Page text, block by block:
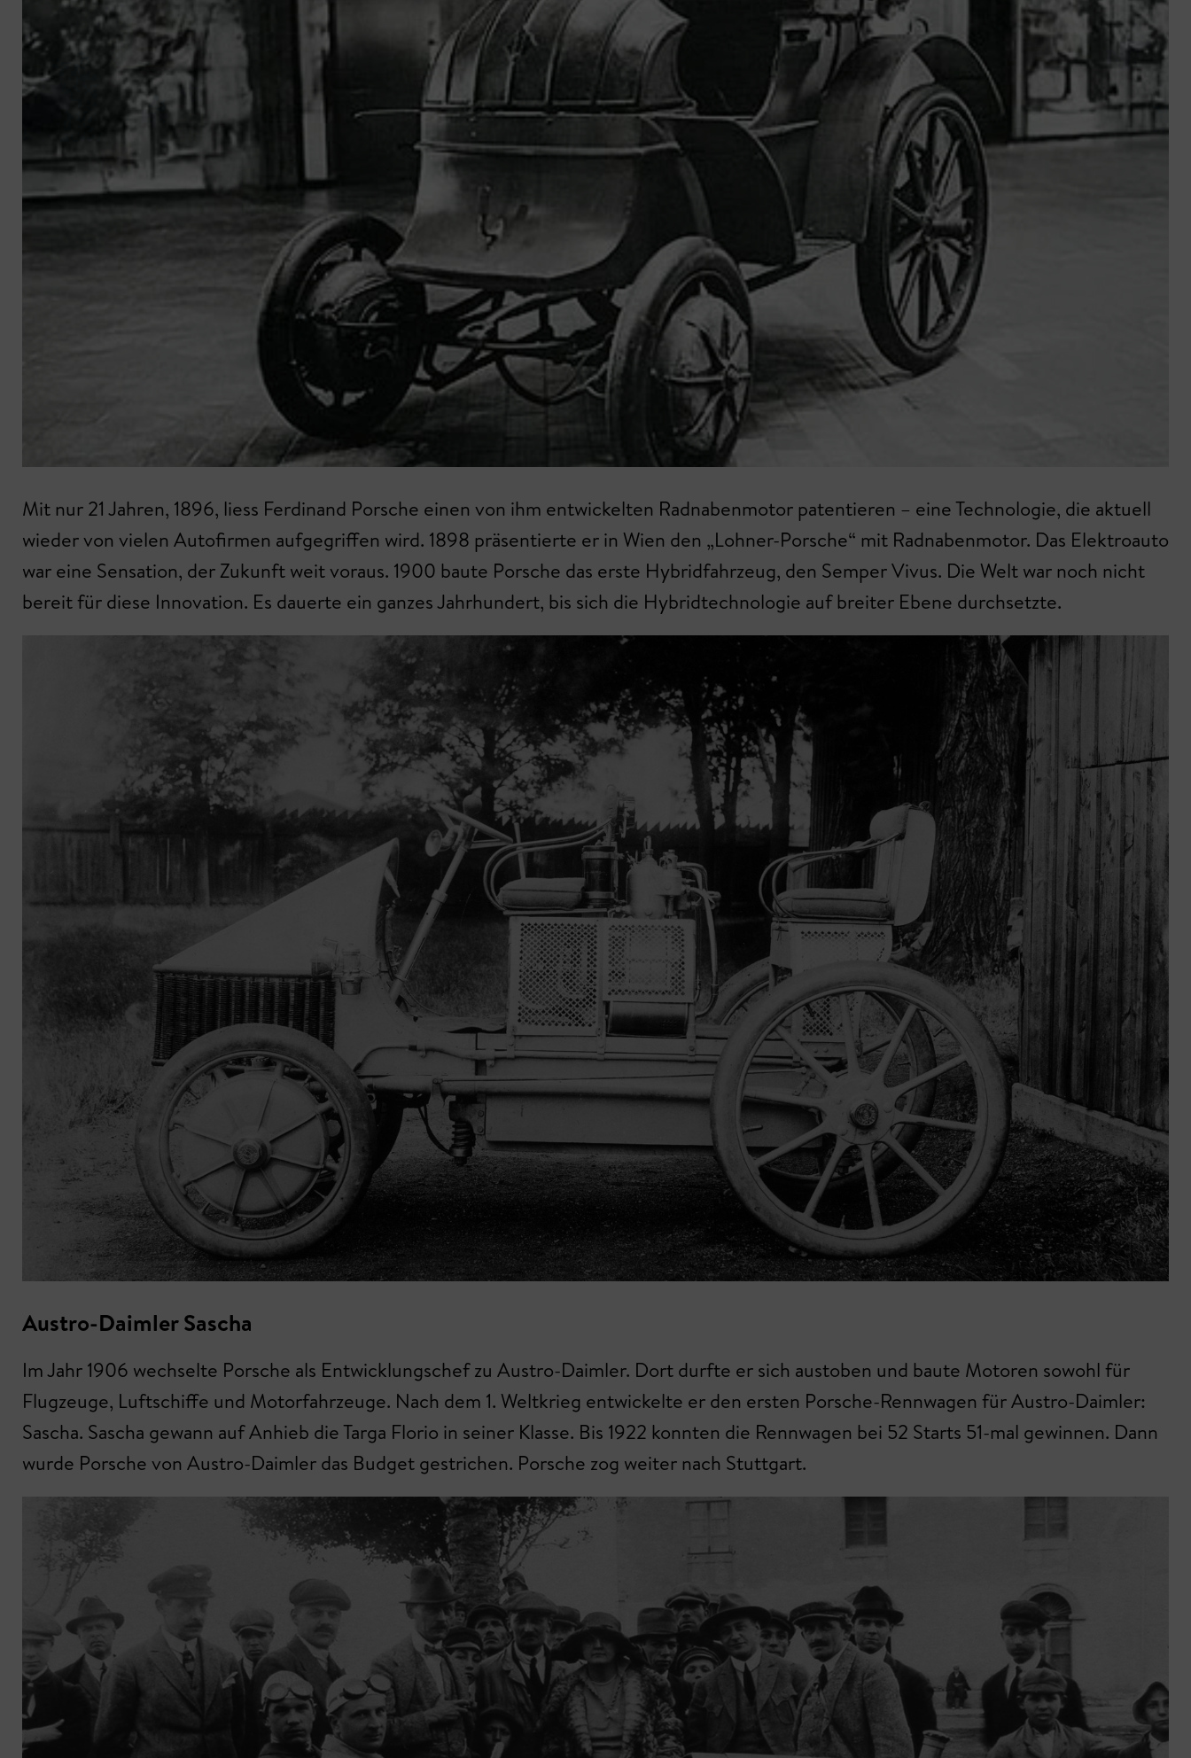
Mit nur 21 Jahren, 1896, liess Ferdinand Porsche einen von ihm entwickelten Radnabenmotor patentieren – eine Technologie, die aktuell
wieder von vielen Autofirmen aufgegriffen wird. 1898 präsentierte er in Wien den „Lohner-Porsche“ mit Radnabenmotor. Das Elektroauto
war eine Sensation, der Zukunft weit voraus. 1900 baute Porsche das erste Hybridfahrzeug, den Semper Vivus. Die Welt war noch nicht
bereit für diese Innovation. Es dauerte ein ganzes Jahrhundert, bis sich die Hybridtechnologie auf breiter Ebene durchsetzte.
Austro-Daimler Sascha
Im Jahr 1906 wechselte Porsche als Entwicklungschef zu Austro-Daimler. Dort durfte er sich austoben und baute Motoren sowohl für
Flugzeuge, Luftschiffe und Motorfahrzeuge. Nach dem 1. Weltkrieg entwickelte er den ersten Porsche-Rennwagen für Austro-Daimler:
Sascha. Sascha gewann auf Anhieb die Targa Florio in seiner Klasse. Bis 1922 konnten die Rennwagen bei 52 Starts 51-mal gewinnen. Dann
wurde Porsche von Austro-Daimler das Budget gestrichen. Porsche zog weiter nach Stuttgart.